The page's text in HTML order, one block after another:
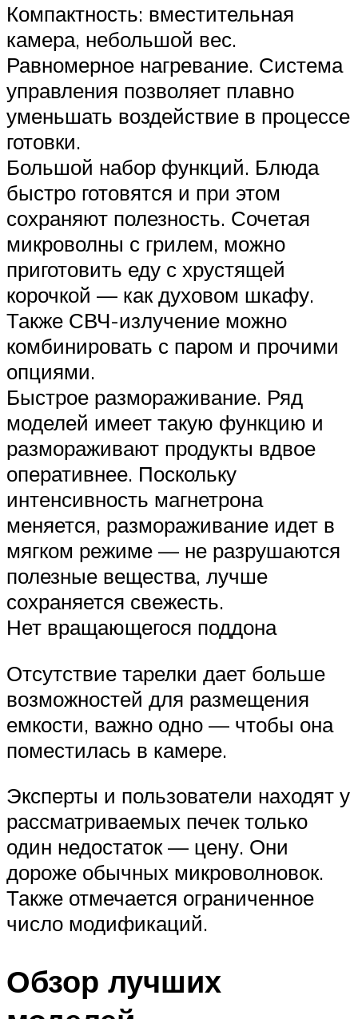
Компактность: вместительная
камера, небольшой вес.
Равномерное нагревание. Система
управления позволяет плавно
уменьшать воздействие в процессе
готовки.
Большой набор функций. Блюда
быстро готовятся и при этом
сохраняют полезность. Сочетая
микроволны с грилем, можно
приготовить еду с хрустящей
корочкой — как духовом шкафу.
Также СВЧ-излучение можно
комбинировать с паром и прочими
опциями.
Быстрое размораживание. Ряд
моделей имеет такую функцию и
размораживают продукты вдвое
оперативнее. Поскольку
интенсивность магнетрона
меняется, размораживание идет в
мягком режиме — не разрушаются
полезные вещества, лучше
сохраняется свежесть.
Нет вращающегося поддона
Отсутствие тарелки дает больше
возможностей для размещения
емкости, важно одно — чтобы она
поместилась в камере.
Эксперты и пользователи находят у
рассматриваемых печек только
один недостаток — цену. Они
дороже обычных микроволновок.
Также отмечается ограниченное
число модификаций.
Обзор лучших